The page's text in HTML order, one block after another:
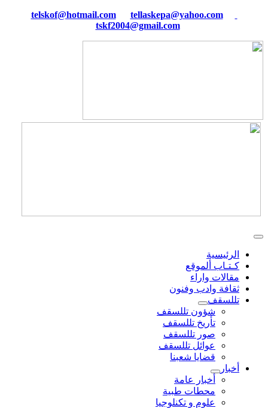
tellaskepa@yahoo.com
tskf2004@gmail.com
الرئيسية
كـتـاب ألموقع
مقالات واراء
ثقافة وادب وفنون
تللسقف
شؤون تللسقف
تأريخ تللسقف
صور تللسقف
عوائل تللسقف
قضايا شعبنا
أخبار
أخبار عامة
محطات طبية
علوم و تکنلوجیا